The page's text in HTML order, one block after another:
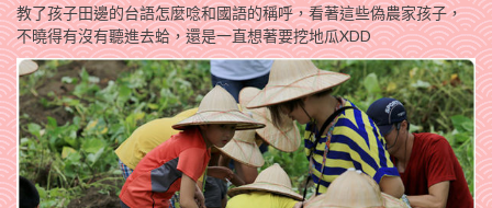
教了孩子田邊的台語怎麼唸和國語的稱呼，看著這些偽農家孩子，
不曉得有沒有聽進去蛤，還是一直想著要挖地瓜XDD